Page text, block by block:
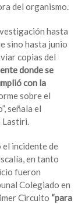
del organismo.
hasta
sino hasta junio
copias del
donde se
con la
sobre el
señala el
el incidente de
en tanto
fueron
Colegiado en
Circuito “para